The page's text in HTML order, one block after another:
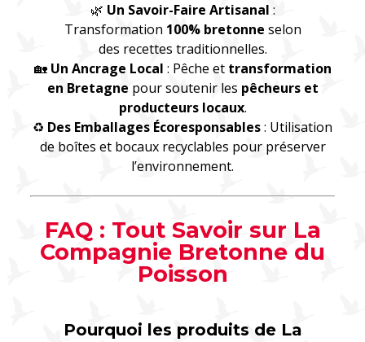
🌿 Un Savoir-Faire Artisanal :
Transformation 100% bretonne selon
des recettes traditionnelles.
🏡 Un Ancrage Local : Pêche et transformation
en Bretagne pour soutenir les pêcheurs et
producteurs locaux.
♻️ Des Emballages Écoresponsables: Utilisation
de boîtes et bocaux recyclables pour préserver
l’environnement.
FAQ : Tout Savoir sur La
Compagnie Bretonne du
Poisson
Pourquoi les produits de La